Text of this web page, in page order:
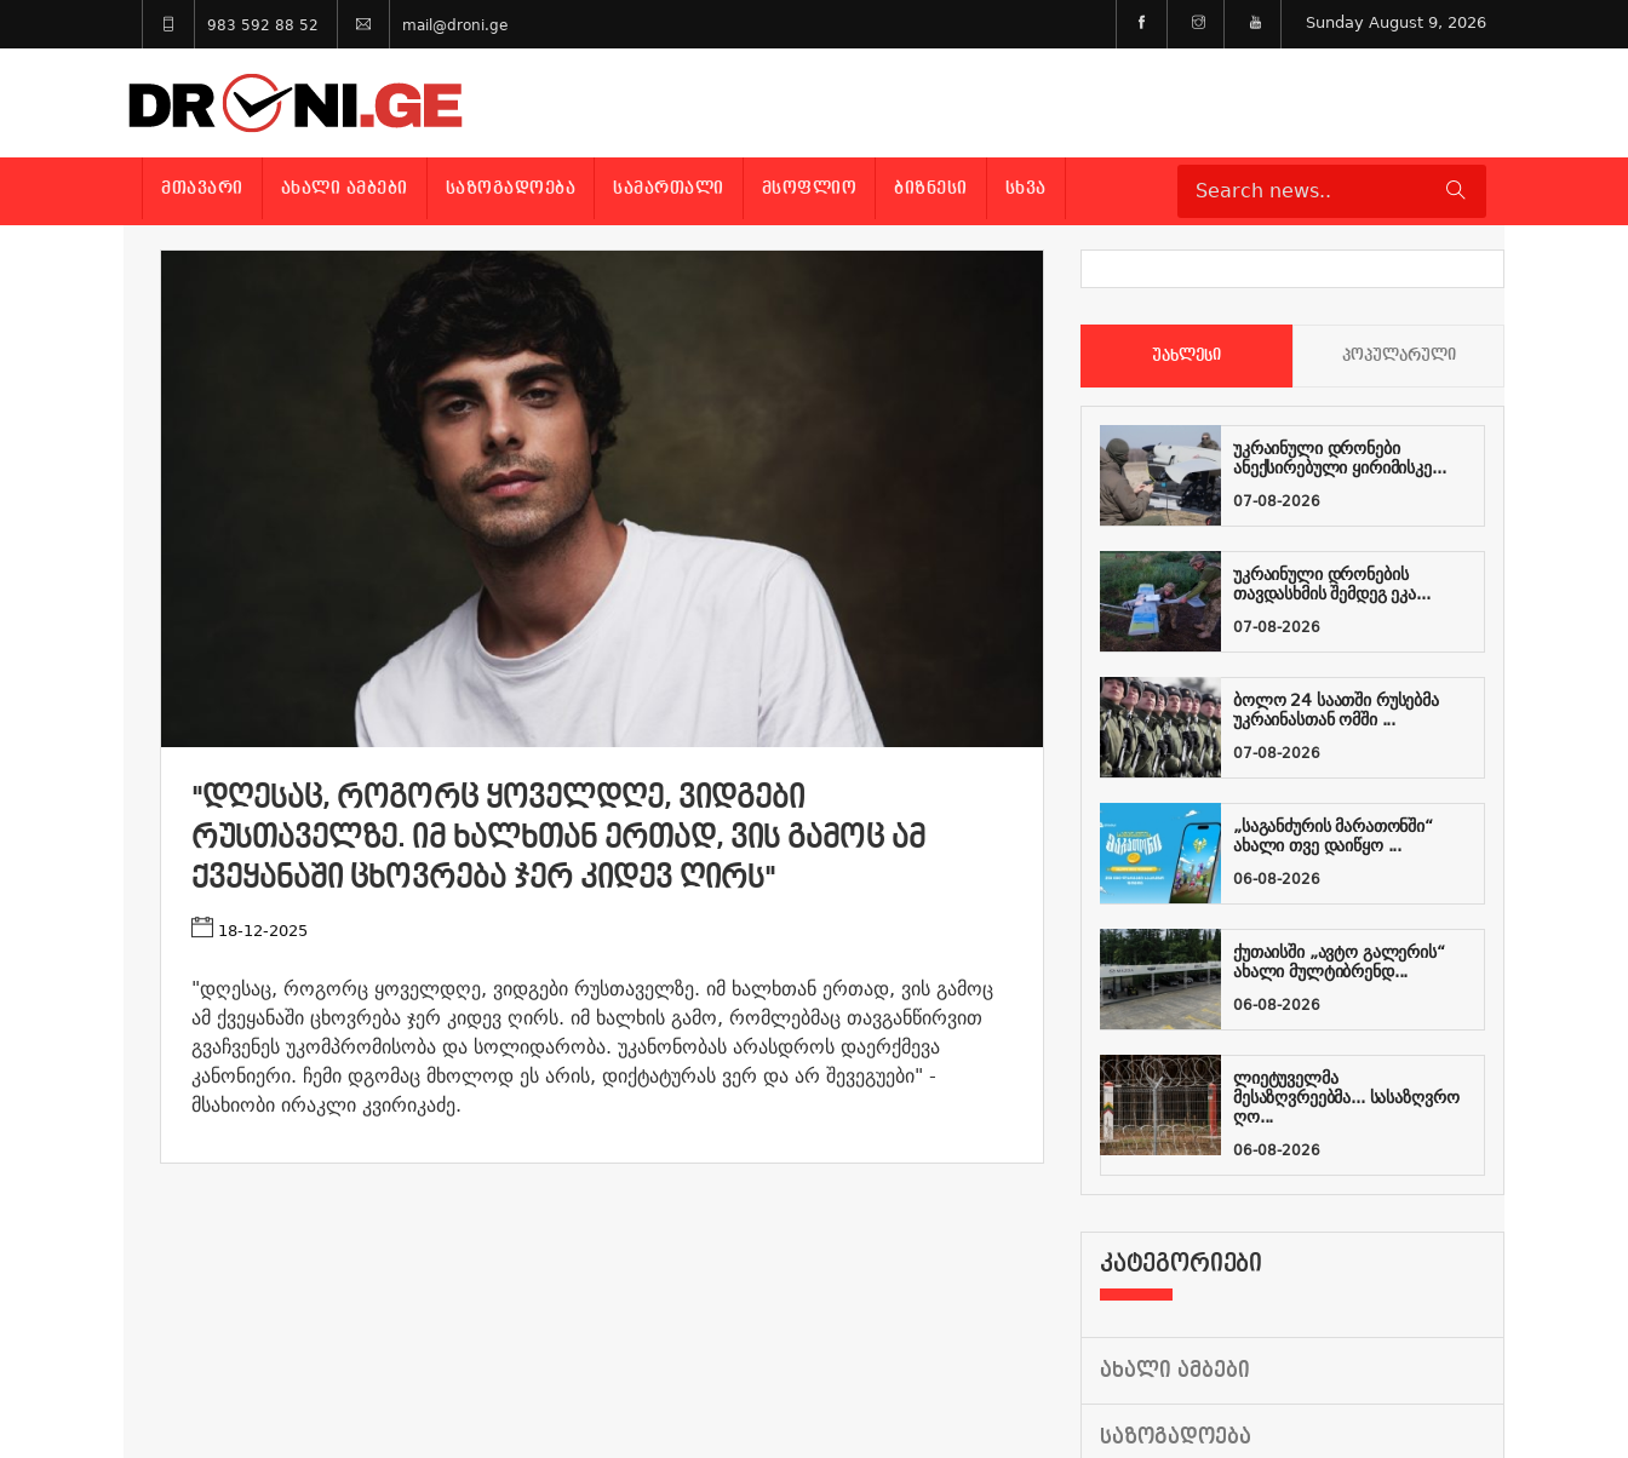
983 592 88 52 mail@droni.ge Sunday August 9, 2026
ᲛᲗᲐᲕᲐᲠᲘ ᲐᲮᲐᲚᲘ ᲐᲛᲑᲔᲑᲘ ᲡᲐᲖᲝᲒᲐᲓᲝᲔᲑᲐ ᲡᲐᲛᲐᲠᲗᲐᲚᲘ ᲛᲡᲝᲤᲚᲘᲝ ᲑᲘᲖᲜᲔᲡᲘ ᲡᲮᲕᲐ
"ᲓᲦᲔᲡᲐᲪ, ᲠᲝᲒᲝᲠᲪ ᲧᲝᲕᲔᲚᲓᲦᲔ, ᲕᲘᲓᲒᲔᲑᲘ
ᲠᲣᲡᲗᲐᲕᲔᲚᲖᲔ. ᲘᲛ ᲮᲐᲚᲮᲗᲐᲜ ᲔᲠᲗᲐᲓ, ᲕᲘᲡ ᲒᲐᲛᲝᲪ ᲐᲛ
ᲥᲕᲔᲧᲐᲜᲐᲨᲘ ᲪᲮᲝᲕᲠᲔᲑᲐ ᲯᲔᲠ ᲙᲘᲓᲔᲕ ᲦᲘᲠᲡ"
18-12-2025
"დღესაც, როგორც ყოველდღე, ვიდგები რუსთაველზე. იმ ხალხთან ერთად, ვის გამოც
ამ ქვეყანაში ცხოვრება ჯერ კიდევ ღირს. იმ ხალხის გამო, რომლებმაც თავგანწირვით
გვაჩვენეს უკომპრომისობა და სოლიდარობა. უკანონობას არასდროს დაერქმევა
კანონიერი. ჩემი დგომაც მხოლოდ ეს არის, დიქტატურას ვერ და არ შევეგუები" -
მსახიობი ირაკლი კვირიკაძე.
ᲣᲐᲮᲚᲔᲡᲘ ᲞᲝᲞᲣᲚᲐᲠᲣᲚᲘ
უკრაინული დრონები
ანექსირებული ყირიმისკე...
07-08-2026
უკრაინული დრონების
თავდასხმის შემდეგ ეკა...
07-08-2026
ბოლო 24 საათში რუსებმა
უკრაინასთან ომში ...
07-08-2026
„საგანძურის მარათონში“
ახალი თვე დაიწყო ...
06-08-2026
ქუთაისში „ავტო გალერის“
ახალი მულტიბრენდ...
06-08-2026
ლიეტუველმა
მესაზღვრეებმა... სასაზღვრო
ღო...
06-08-2026
ᲙᲐᲢᲔᲒᲝᲠᲘᲔᲑᲘ
ᲐᲮᲐᲚᲘ ᲐᲛᲑᲔᲑᲘ
ᲡᲐᲖᲝᲒᲐᲓᲝᲔᲑᲐ